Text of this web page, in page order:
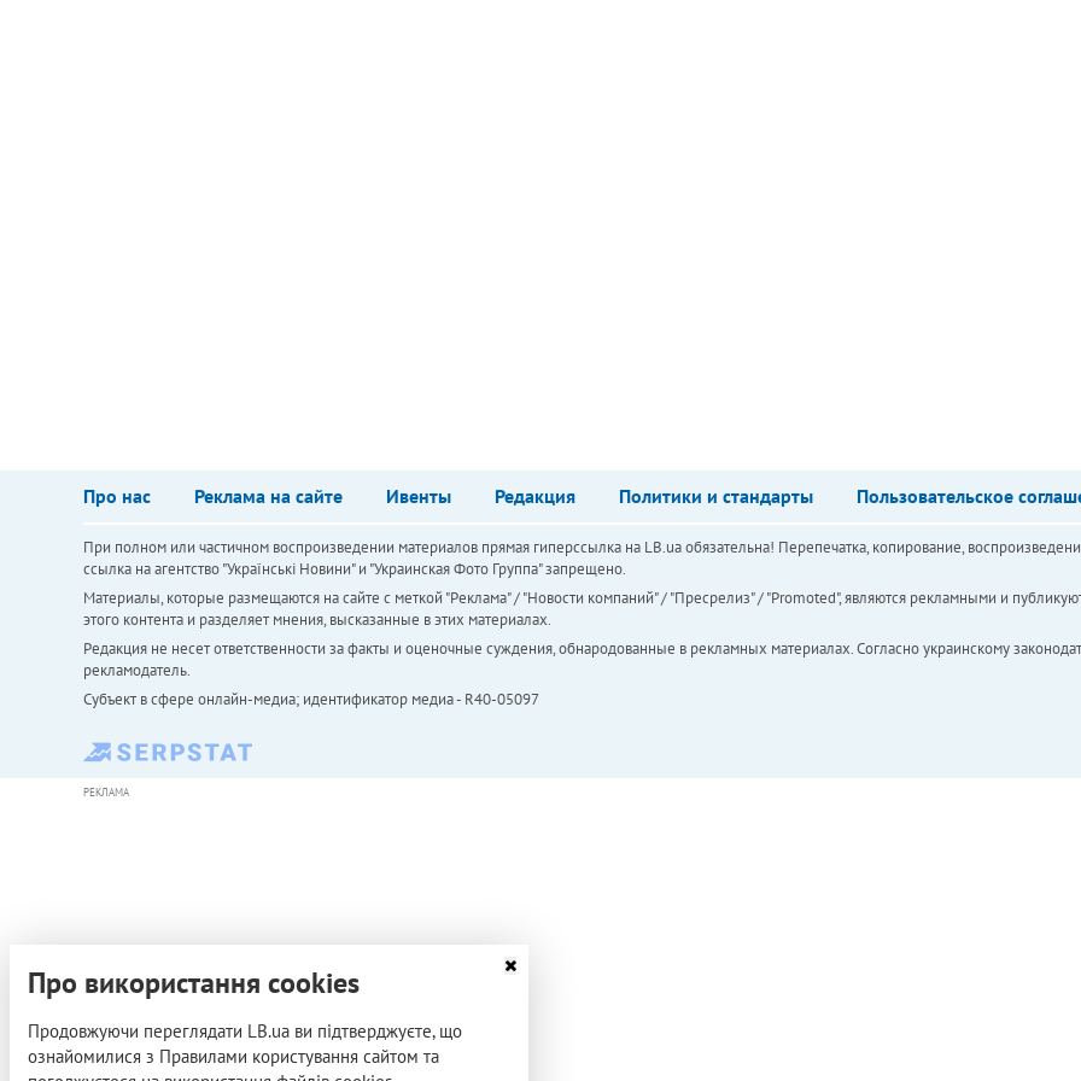
Про нас Реклама на сайте Ивенты Редакция Политики и стандарты Пользовательское
При полном или частичном воспроизведении материалов прямая гиперссылка на LB.ua обязательна! Перепечатка, копирование,
ссылка на агентство "Українськi Новини" и "Украинская Фото Группа" запрещено.
Материалы, которые размещаются на сайте с меткой "Реклама" / "Новости компаний" / "Пресрелиз" / "Promoted", являются рекламными и
этого контента и разделяет мнения, высказанные в этих материалах.
Редакция не несет ответственности за факты и оценочные суждения, обнародованные в рекламных материалах. Согласно украинскому
рекламодатель.
Субъект в сфере онлайн-медиа; идентификатор медиа - R40-05097
РЕКЛАМА
Про використання cookies
Продовжуючи переглядати LB.ua ви підтверджуєте, що
ознайомилися з Правилами користування сайтом та